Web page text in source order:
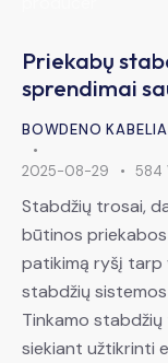
Priekabų
sprendimai
BOWDENO
2025-08-29 584
Stabdžių trosai,
būtinos
patikimą ryšį tarp
stabdžių
Tinkamo
siekiant užtikrinti